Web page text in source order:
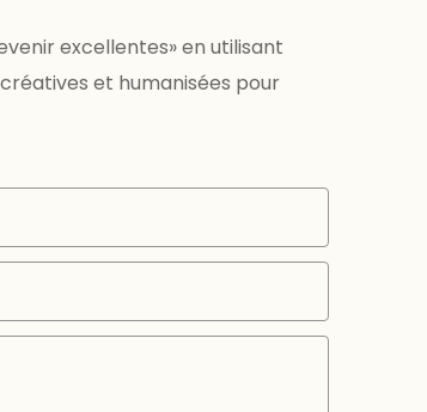
excellentes» en utilisant
et humanisées pour